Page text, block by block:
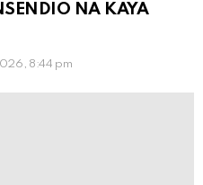
NA KAYA
8:44 pm